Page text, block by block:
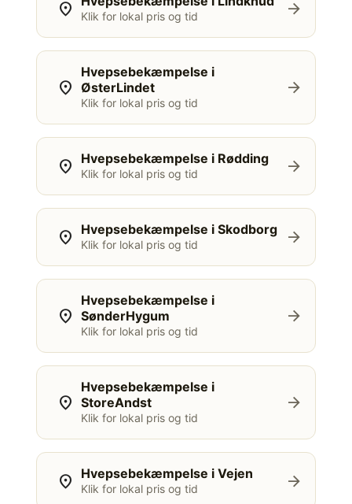
location_on Klik for lokal pris og tid arrow_forward
location_on
Hvepsebekæmpelse i
ØsterLindet
Klik for lokal pris og tid
arrow_forward
location_on Hvepsebekæmpelse i Rødding
Klik for lokal pris og tid arrow_forward
location_on Hvepsebekæmpelse i Skodborg
Klik for lokal pris og tid arrow_forward
location_on
Hvepsebekæmpelse i
SønderHygum
Klik for lokal pris og tid
arrow_forward
location_on
Hvepsebekæmpelse i
StoreAndst
Klik for lokal pris og tid
arrow_forward
location_on Hvepsebekæmpelse i Vejen
Klik for lokal pris og tid arrow_forward